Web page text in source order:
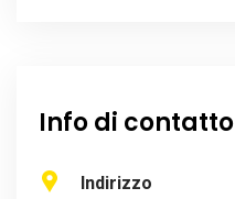
Info di contatto
Indirizzo